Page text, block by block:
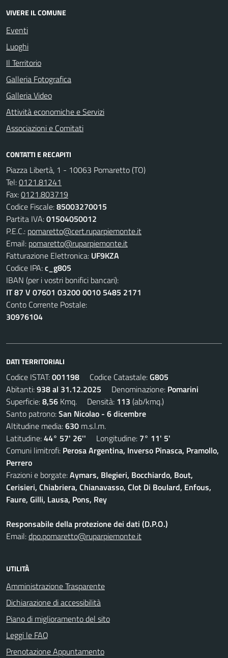
VIVERE IL COMUNE
Eventi
Luoghi
Il Territorio
Galleria Fotografica
Galleria Video
Attività economiche e Servizi
Associazioni e Comitati
CONTATTI E RECAPITI
Piazza Libertà, 1 - 10063 Pomaretto (TO)
Tel:0121.81241
Fax:0121.803719
Codice Fiscale:85003270015
Partita IVA:01504050012
P.E.C.: pomaretto@cert.ruparpiemonte.it
Email: pomaretto@ruparpiemonte.it
Fatturazione Elettronica: UF9KZA
Codice IPA:c_g805
IBAN (per i vostri bonifici bancari):
IT 87 V 07601 03200 0010 5485 2171
Conto Corrente Postale:
30976104
DATI TERRITORIALI
Codice ISTAT:001198 Codice Catastale:G805
Abitanti:938 al 31.12.2025 Denominazione: Pomarini
Superficie:8,56 Kmq. Densità: 113 (ab/kmq.)
Santo patrono:San Nicolao - 6 dicembre
Altitudine media:630 m.s.l.m.
Latitudine:44° 57' 26'' Longitudine: 7° 11' 5'
Comuni limitrofi: Perosa Argentina, Inverso Pinasca, Pramollo,
Perrero
Frazioni e borgate:Aymars, Blegieri, Bocchiardo, Bout,
Cerisieri, Chiabriera, Chianavasso, Clot Di Boulard, Enfous,
Faure, Gilli, Lausa, Pons, Rey
Responsabile della protezione dei dati (D.P.O.)
Email:dpo.pomaretto@ruparpiemonte.it
UTILITÀ
Amministrazione Trasparente
Dichiarazione di accessibilità
Piano di miglioramento del sito
Leggi le FAQ
Prenotazione Appuntamento